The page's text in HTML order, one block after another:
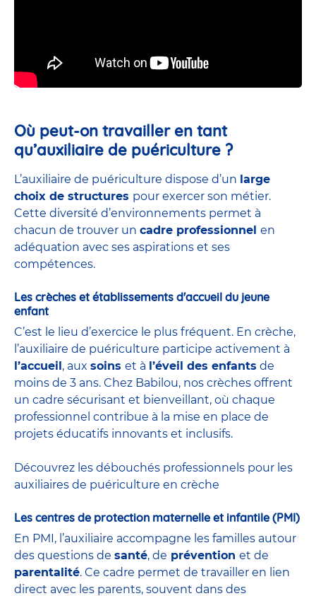
Où peut-on travailler en tant
qu’auxiliaire de puériculture ?
L’auxiliaire de puériculture dispose d’un large
choix de structures pour exercer son métier.
Cette diversité d’environnements permet à
chacun de trouver un cadre professionnel en
adéquation avec ses aspirations et ses
compétences.
Les crèches et établissements d'accueil du jeune
enfant
C’est le lieu d’exercice le plus fréquent. En crèche,
l’auxiliaire de puériculture participe activement à
l’accueil , aux soins et à l’éveil des enfants de
moins de 3 ans. Chez Babilou, nos crèches offrent
un cadre sécurisant et bienveillant, où chaque
professionnel contribue à la mise en place de
projets éducatifs innovants et inclusifs.
Découvrez les débouchés professionnels pour les
auxiliaires de puériculture en crèche
Les centres de protection maternelle et infantile (PMI)
En PMI, l’auxiliaire accompagne les familles autour
des questions de santé, de prévention et de
parentalité. Ce cadre permet de travailler en lien
direct avec les parents, souvent dans des